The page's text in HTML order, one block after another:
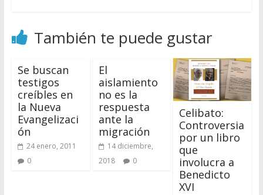
También te puede gustar
Se buscan
testigos
creíbles en
la Nueva
Evangelizaci
ón
24 enero, 2011
0
El
aislamiento
no es la
respuesta
ante la
migración
14 diciembre,
2018
0
Celibato:
Controversia
por un libro
que
involucra a
Benedicto
XVI